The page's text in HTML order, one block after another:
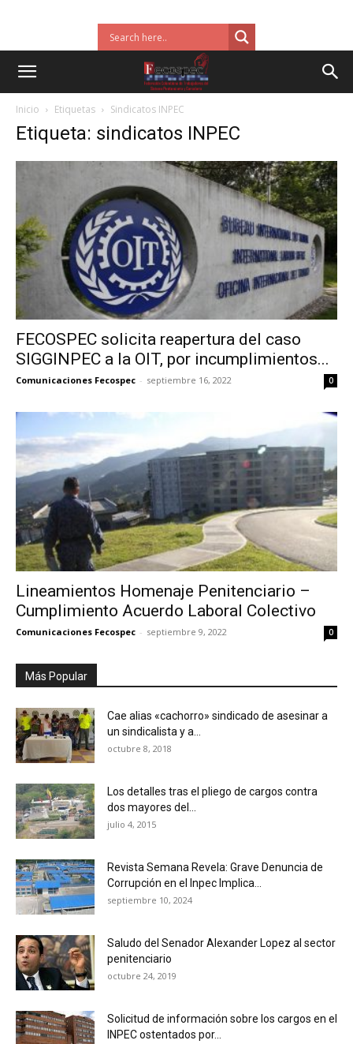
Inicio Etiquetas Sindicatos INPEC
Etiqueta: sindicatos INPEC
FECOSPEC solicita reapertura del caso
SIGGINPEC a la OIT, por incumplimientos...
Comunicaciones Fecospec - septiembre 16, 2022 0
Lineamientos Homenaje Penitenciario –
Cumplimiento Acuerdo Laboral Colectivo
Comunicaciones Fecospec - septiembre 9, 2022 0
Más Popular
Cae alias «cachorro» sindicado de asesinar a
un sindicalista y a...
octubre 8, 2018
Los detalles tras el pliego de cargos contra
dos mayores del...
julio 4, 2015
Revista Semana Revela: Grave Denuncia de
Corrupción en el Inpec Implica...
septiembre 10, 2024
Saludo del Senador Alexander Lopez al sector
penitenciario
octubre 24, 2019
Solicitud de información sobre los cargos en el
INPEC ostentados por...